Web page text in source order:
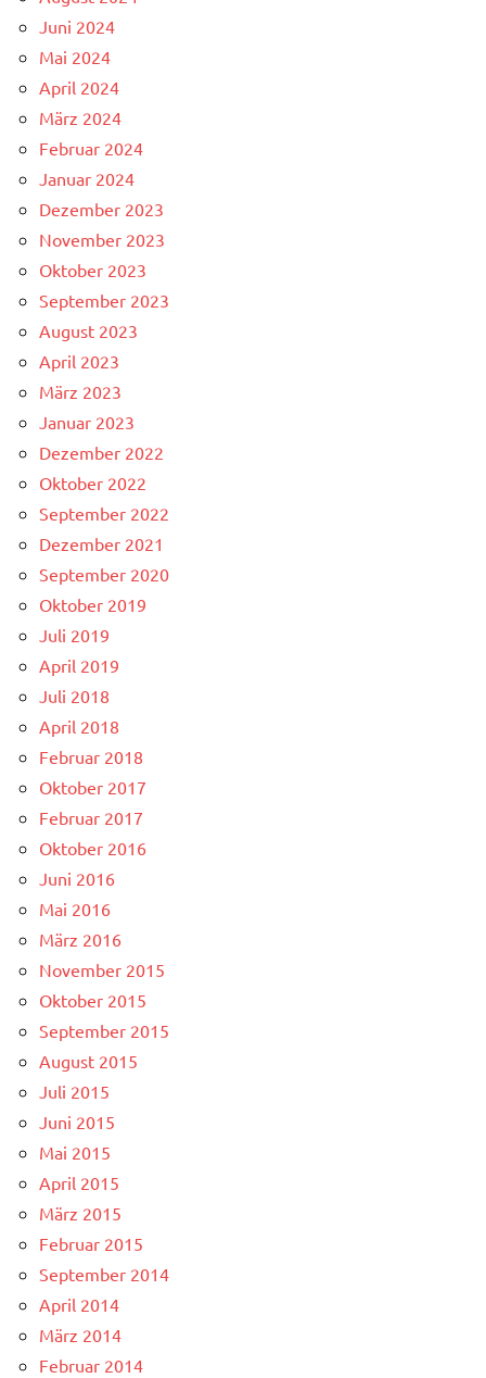
Juni 2024
Mai 2024
April 2024
März 2024
Februar 2024
Januar 2024
Dezember 2023
November 2023
Oktober 2023
September 2023
August 2023
April 2023
März 2023
Januar 2023
Dezember 2022
Oktober 2022
September 2022
Dezember 2021
September 2020
Oktober 2019
Juli 2019
April 2019
Juli 2018
April 2018
Februar 2018
Oktober 2017
Februar 2017
Oktober 2016
Juni 2016
Mai 2016
März 2016
November 2015
Oktober 2015
September 2015
August 2015
Juli 2015
Juni 2015
Mai 2015
April 2015
März 2015
Februar 2015
September 2014
April 2014
März 2014
Februar 2014